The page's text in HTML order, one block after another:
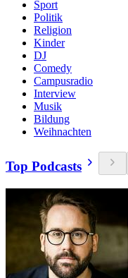
Sport
Politik
Religion
Kinder
DJ
Comedy
Campusradio
Interview
Musik
Bildung
Weihnachten
Top Podcasts